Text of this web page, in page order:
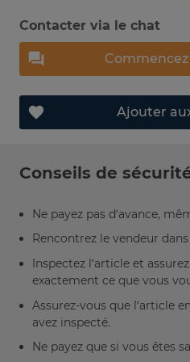
Contacter via le chat
Ajouter
Conseils de
Ne payez pas d’avance,
Rencontrez le vendeur
Inspectez l’article et
exactement ce que vous
Assurez-vous que l’article
avez inspecté.
Ne payez que si vous êtes